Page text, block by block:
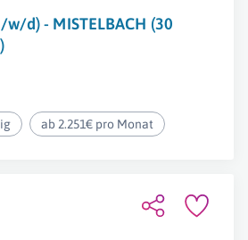
d) - MISTELBACH (30
ab 2.251€ pro Monat